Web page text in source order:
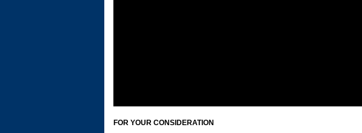
FOR YOUR CONSIDERATION